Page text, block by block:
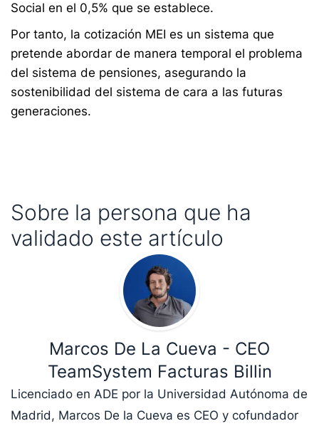
Social en el 0,5% que se establece.
Por tanto, la cotización MEI es un sistema que
pretende abordar de manera temporal el problema
del sistema de pensiones, asegurando la
sostenibilidad del sistema de cara a las futuras
generaciones.
Sobre la persona que ha
validado este artículo
Marcos De La Cueva - CEO
TeamSystem Facturas Billin
Licenciado en ADE por la Universidad Autónoma de
Madrid, Marcos De la Cueva es CEO y cofundador